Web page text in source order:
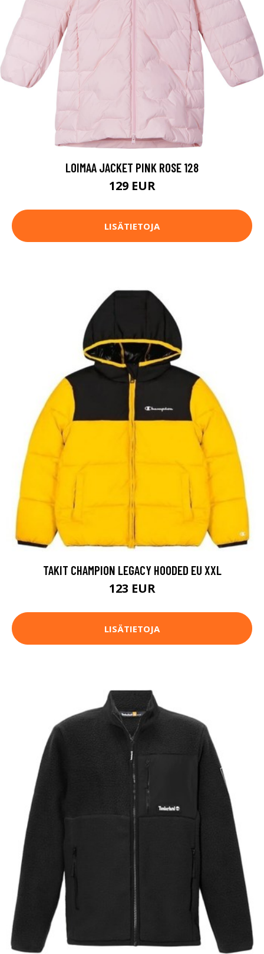
LOIMAA JACKET PINK ROSE 128
129 EUR
LISÄTIETOJA
TAKIT CHAMPION LEGACY HOODED EU XXL
123 EUR
LISÄTIETOJA